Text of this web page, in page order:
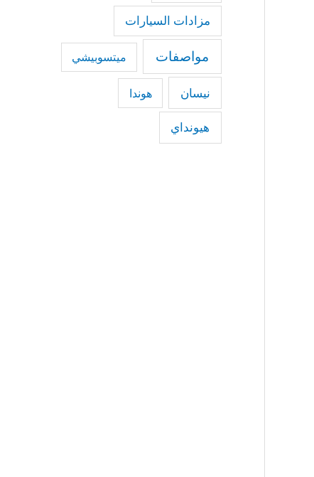
مزادات السيارات
مواصفات ميتسوبيشي
نيسان هوندا
هيونداي